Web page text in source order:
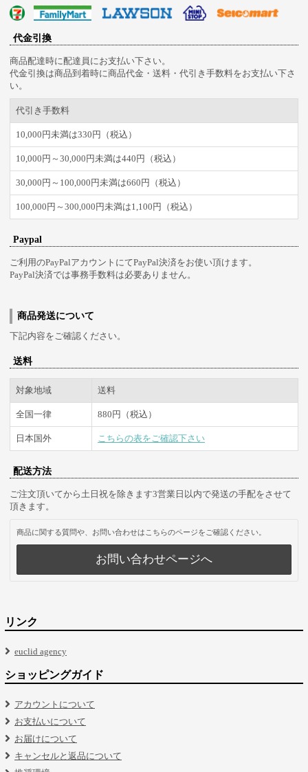
代金引換
商品配達時に配達員にお支払い下さい。
代金引換は商品到着時に商品代金・送料・代引き手数料をお支払い下さ
い。
代引き手数料
10,000円未満は330円（税込）
10,000円～30,000円未満は440円（税込）
30,000円～100,000円未満は660円（税込）
100,000円～300,000円未満は1,100円（税込）
Paypal
ご利用のPayPalアカウントにてPayPal決済をお使い頂けます。
PayPal決済では事務手数料は必要ありません。
商品発送について
下記内容をご確認ください。
送料
対象地域 送料
全国一律 880円（税込）
日本国外 こちらの表をご確認下さい
配送方法
ご注文頂いてから土日祝を除きます3営業日以内で発送の手配をさせて
頂きます。
商品に関する質問や、お問い合わせはこちらのページをご確認ください。
お問い合わせページへ
リンク
euclid agency
ショッピングガイド
アカウントについて
お支払いについて
お届けについて
キャンセルと返品について